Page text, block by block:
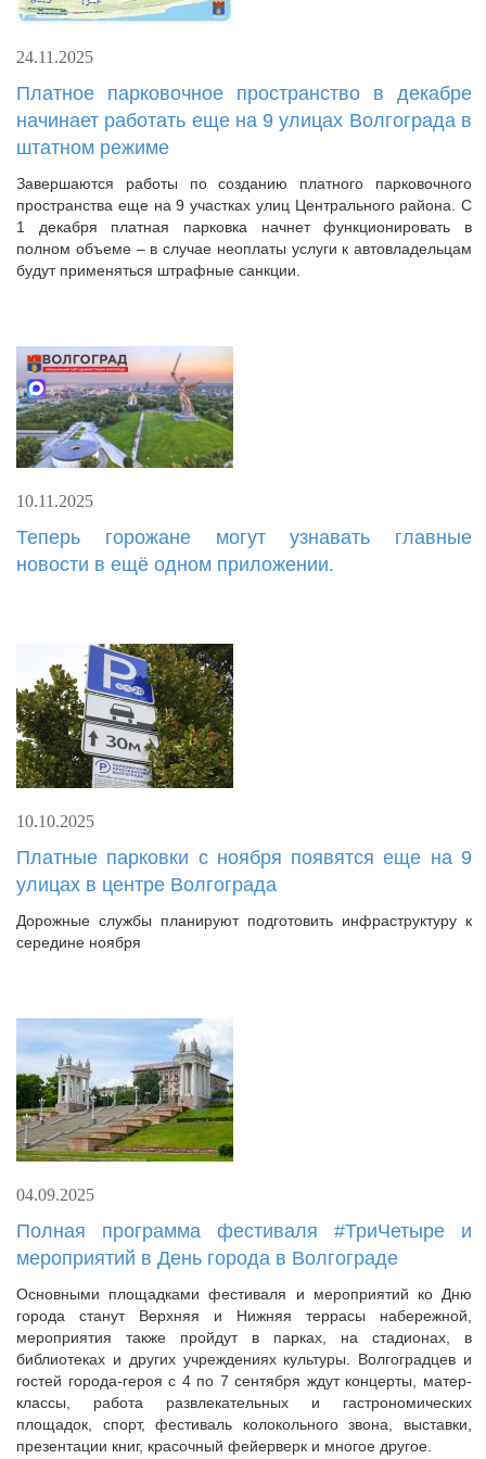
24.11.2025
Платное парковочное пространство в декабре
начинает работать еще на 9 улицах Волгограда в
штатном режиме
Завершаются работы по созданию платного парковочного
пространства еще на 9 участках улиц Центрального района. С
1 декабря платная парковка начнет функционировать в
полном объеме – в случае неоплаты услуги к автовладельцам
будут применяться штрафные санкции.
10.11.2025
Теперь горожане могут узнавать главные
новости в ещё одном приложении.
10.10.2025
Платные парковки с ноября появятся еще на 9
улицах в центре Волгограда
Дорожные службы планируют подготовить инфраструктуру к
середине ноября
04.09.2025
Полная программа фестиваля #ТриЧетыре и
мероприятий в День города в Волгограде
Основными площадками фестиваля и мероприятий ко Дню
города станут Верхняя и Нижняя террасы набережной,
мероприятия также пройдут в парках, на стадионах, в
библиотеках и других учреждениях культуры. Волгоградцев и
гостей города-героя с 4 по 7 сентября ждут концерты, матер-
классы, работа развлекательных и гастрономических
площадок, спорт, фестиваль колокольного звона, выставки,
презентации книг, красочный фейерверк и многое другое.